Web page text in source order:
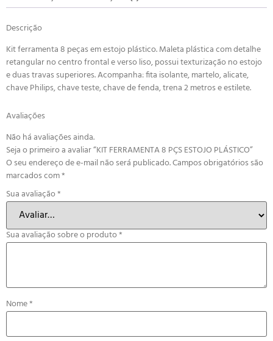
Descrição
Kit ferramenta 8 peças em estojo plástico. Maleta plástica com detalhe
retangular no centro frontal e verso liso, possui texturização no estojo
e duas travas superiores. Acompanha: fita isolante, martelo, alicate,
chave Philips, chave teste, chave de fenda, trena 2 metros e estilete.
Avaliações
Não há avaliações ainda.
Seja o primeiro a avaliar “KIT FERRAMENTA 8 PÇS ESTOJO PLÁSTICO”
O seu endereço de e-mail não será publicado.Campos obrigatórios são
marcados com*
Sua avaliação*
Sua avaliação sobre o produto*
Nome*